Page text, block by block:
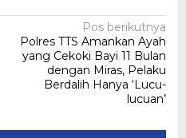
Pos berikutnya
Polres TTS Amankan Ayah
yang Cekoki Bayi 11 Bulan
dengan Miras, Pelaku
Berdalih Hanya ‘Lucu-
lucuan’